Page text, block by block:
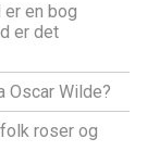
er en bog
er det
Oscar Wilde?
roser og